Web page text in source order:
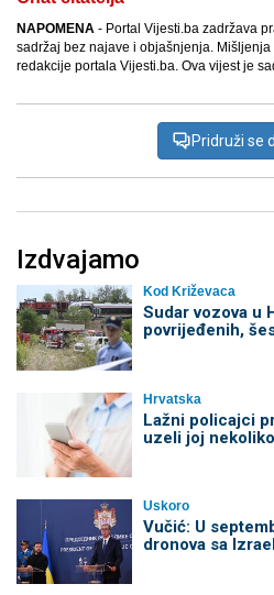
NAPOMENA - Portal Vijesti.ba zadržava
sadržaj bez najave i objašnjenja.
redakcije portala Vijesti.ba. Ova vijest je
Pridruži se
Izdvajamo
Kod Križevaca
Sudar vozova u
povrijeđenih,
Hrvatska
Lažni policajci
uzeli joj
Uskoro
Vučić: U
dronova sa